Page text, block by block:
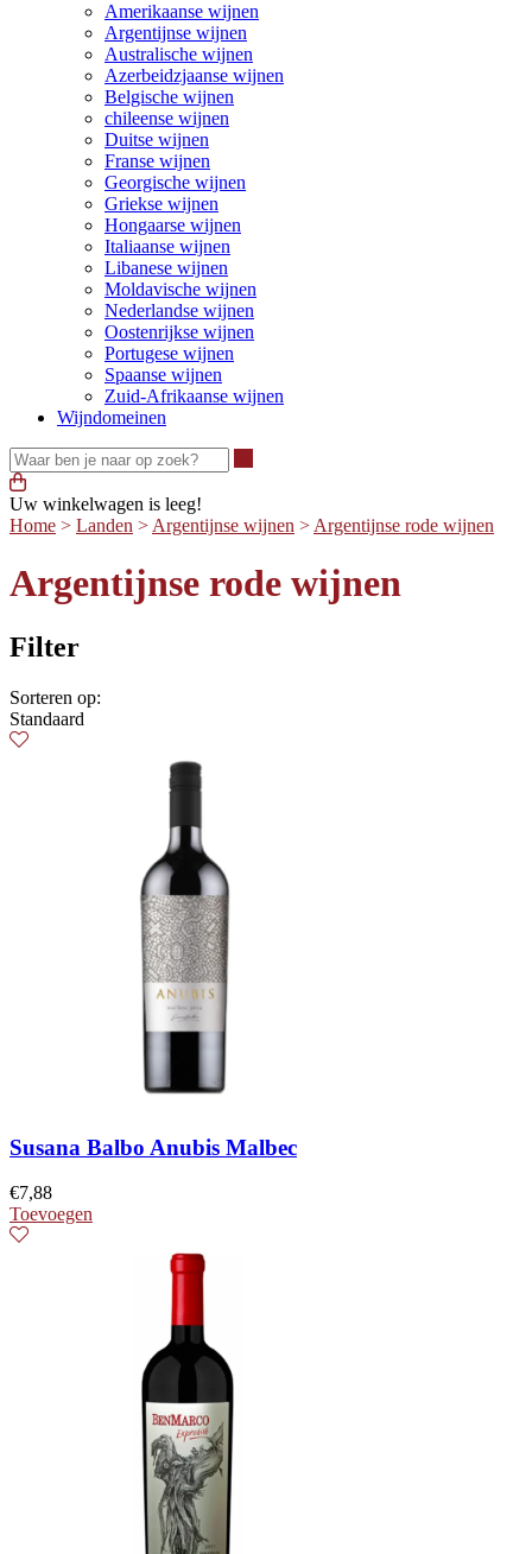
Amerikaanse wijnen
Argentijnse wijnen
Australische wijnen
Azerbeidzjaanse wijnen
Belgische wijnen
chileense wijnen
Duitse wijnen
Franse wijnen
Georgische wijnen
Griekse wijnen
Hongaarse wijnen
Italiaanse wijnen
Libanese wijnen
Moldavische wijnen
Nederlandse wijnen
Oostenrijkse wijnen
Portugese wijnen
Spaanse wijnen
Zuid-Afrikaanse wijnen
Wijndomeinen
Uw winkelwagen is leeg!
Home > Landen > Argentijnse wijnen > Argentijnse rode wijnen
Argentijnse rode wijnen
Filter
Sorteren op:
Standaard
Susana Balbo Anubis Malbec
€7,88
Toevoegen